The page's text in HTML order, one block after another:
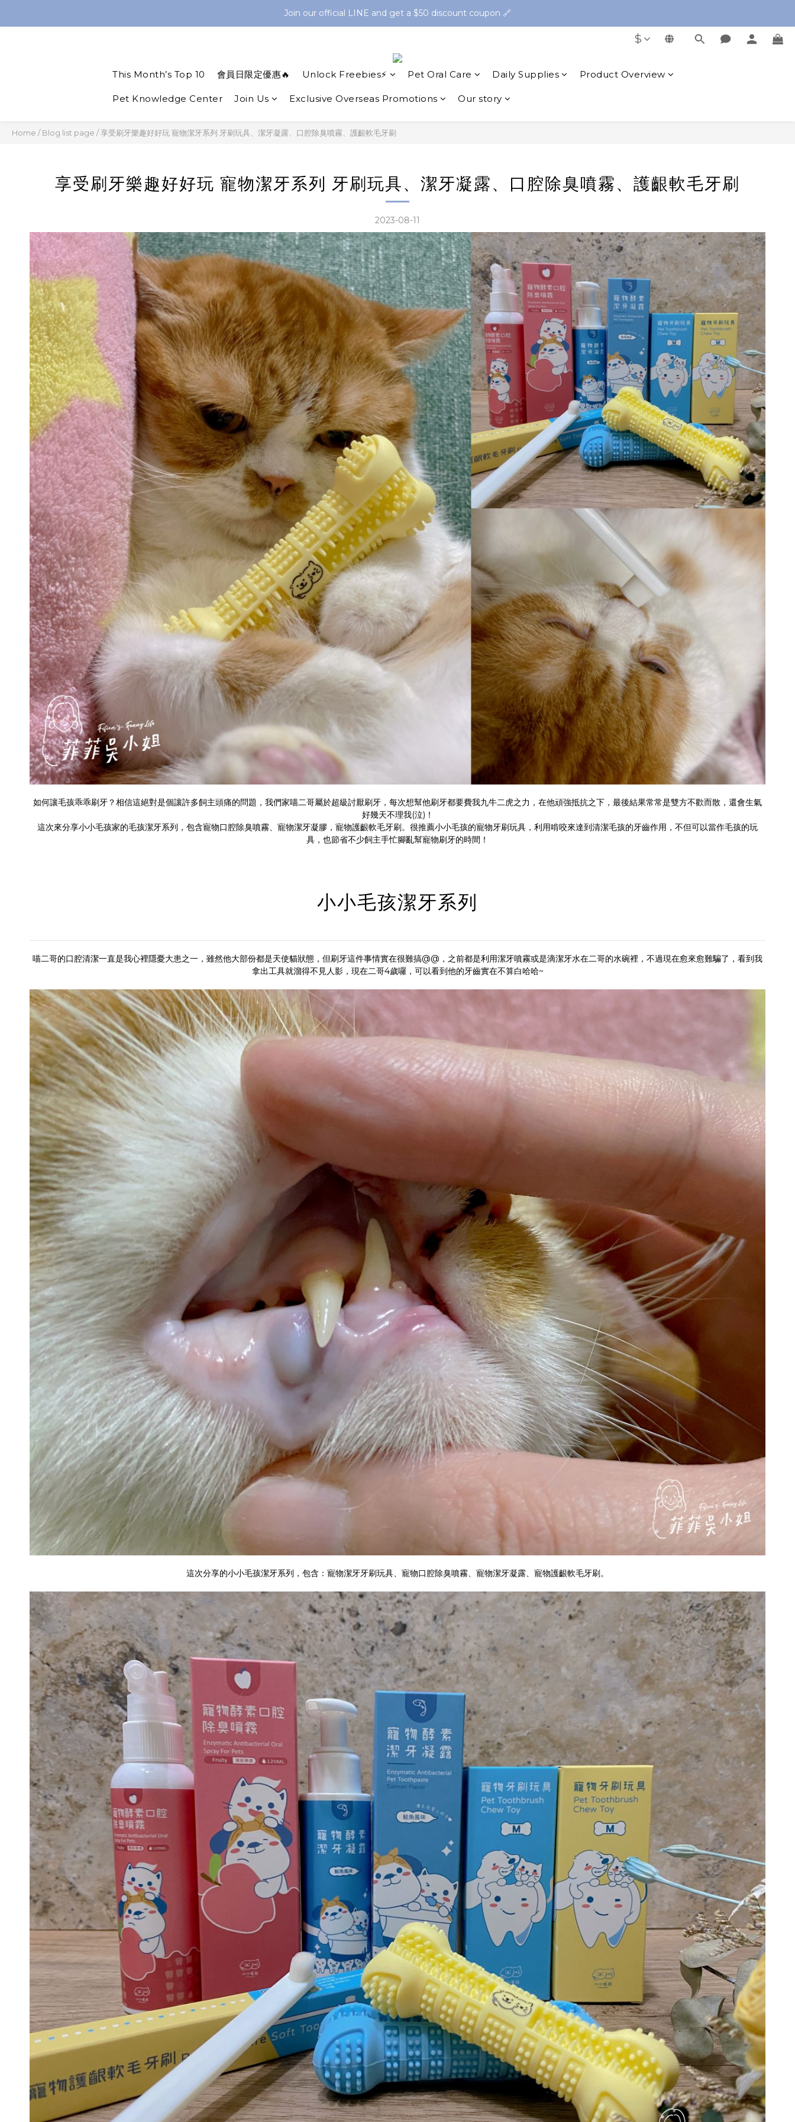
Spend $1,200 to get a free Finger Guard Anti-Bite Toothbrush🪥Spend $2,500 to get a free Oral Cleaning Gel
Spend $1,200 to get a free Finger Guard Anti-Bite Toothbrush🪥Spend $2,500 to get a free Oral Cleaning Gel
Join our official LINE and get a $50 discount coupon 🔗
Spend $1,200 to get a free Finger Guard Anti-Bite Toothbrush🪥Spend $2,500 to get a free Oral Cleaning Gel
$
This Month’s Top 10 會員日限定優惠🔥 Unlock Freebies⚡ Pet Oral Care Daily Supplies Product Overview
Pet Knowledge Center Join Us Exclusive Overseas Promotions Our story
Home /Blog list page /享受刷牙樂趣好好玩 寵物潔牙系列 牙刷玩具、潔牙凝露、口腔除臭噴霧、護齦軟毛牙刷
享受刷牙樂趣好好玩 寵物潔牙系列 牙刷玩具、潔牙凝露、口腔除臭噴霧、護齦軟毛牙刷
2023-08-11
如何讓毛孩乖乖刷牙？相信這絕對是個讓許多飼主頭痛的問題，我們家喵二哥屬於超級討厭刷牙，每次想幫他刷牙都要費我九牛二虎之力，在他頑強抵抗之下，最後結果常常是雙方不歡而散，還會生氣
好幾天不理我(泣)！
這次來分享小小毛孩家的毛孩潔牙系列，包含寵物口腔除臭噴霧、 寵物潔牙凝膠 ， 寵物護齦軟毛牙刷。很推薦小小毛孩的寵物牙刷玩具 ，利用啃咬來達到清潔毛孩的牙齒作用，不但可以當作毛孩的玩
具，也節省不少飼主手忙腳亂幫寵物刷牙的時間！
小小毛孩潔牙系列
喵二哥的口腔清潔一直是我心裡隱憂大患之一，雖然他大部份都是天使貓狀態，但刷牙這件事情實在很難搞@@，之前都是利用潔牙噴霧或是滴潔牙水在二哥的水碗裡，不過現在愈來愈難騙了，看到我
拿出工具就溜得不見人影，現在二哥4歲囉，可以看到他的牙齒實在不算白哈哈~
這次分享的小小毛孩潔牙系列 ，包含： 寵物潔牙牙刷玩具、 寵物口腔除臭噴霧、 寵物潔牙凝露、 寵物護齦軟毛牙刷。